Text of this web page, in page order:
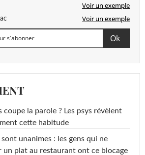
Voir un exemple
Voir un exemple
la parole ? Les psys révèlent
cette habitude
sont unanimes : les gens qui ne
un plat au restaurant ont ce blocage